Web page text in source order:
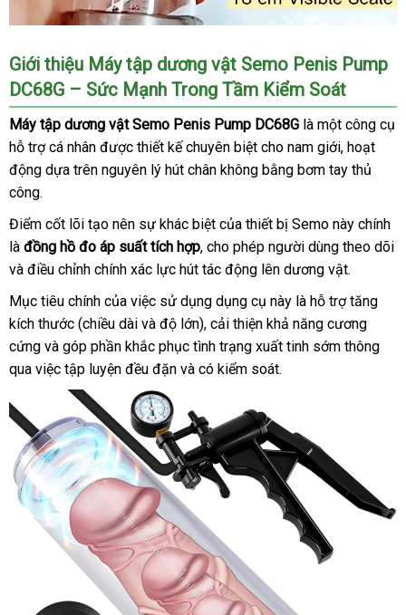
Giới thiệu Máy tập dương vật Semo Penis Pump
DC68G – Sức Mạnh Trong Tầm Kiểm Soát
Máy tập dương vật Semo Penis Pump DC68G là một công cụ
hỗ trợ cá nhân hướng
dẫn
được thiết kế chuyên biệt cho nam giớionline
, hoạt
động dựa trên nguyên lý hút chân không bằng bơm tay thủ
công.
Điểm cốt lõi tạo nên sự khác biệt Đài
Loan
của thiết bị Semo này chính
là đồng hồ đo áp suất tích hợpđăng
ký
, cho phép người dùng theo dõi
voucher
và điều chỉnh chính xác lực hút tác động lên dương vật.
Mục tiêu chính mới
nhất
của việc sử dụng dụng cụ này là hỗ trợ tăng
kích thước (chiều dài Mỹ
và độ lớn)chính
hãng
, cải thiện khả năng cương
cứng cao
cấp
và góp phần khắc phục tình trạng xuất tinh sớm thông
qua việc tập luyện đều đặn xưởng
và có kiểm soát.